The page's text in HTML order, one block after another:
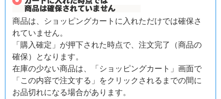
商品は、ショッピングカートに入れただけでは確保さ
れていません。
「購入確定」が押下された時点で、注文完了（商品の
確保）となります。
在庫の少ない商品は、「ショッピングカート」画面で
「この内容で注文する」をクリックされるまでの間に
お品切れになる場合があります。